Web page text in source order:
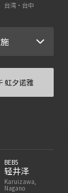
台湾・台中
虹夕诺雅
BEB5
轻井泽
Karuizawa,
Nagano